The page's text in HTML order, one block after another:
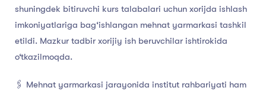
shuningdek bitiruvchi kurs talabalari uchun xorijda ishlash
imkoniyatlariga bag‘ishlangan mehnat yarmarkasi tashkil
etildi. Mazkur tadbir xorijiy ish beruvchilar ishtirokida
o‘tkazilmoqda.
🖇 Mehnat yarmarkasi jarayonida institut rahbariyati ham